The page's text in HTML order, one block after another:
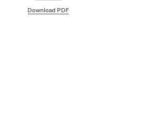
Download PDF